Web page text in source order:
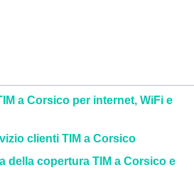
a Corsico per internet, WiFi e
clienti TIM a Corsico
della copertura TIM a Corsico e